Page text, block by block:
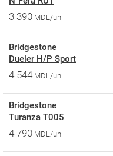
3 390 MDL/un
Bridgestone
Dueler H/P Sport
4 544 MDL/un
Bridgestone
Turanza T005
4 790 MDL/un